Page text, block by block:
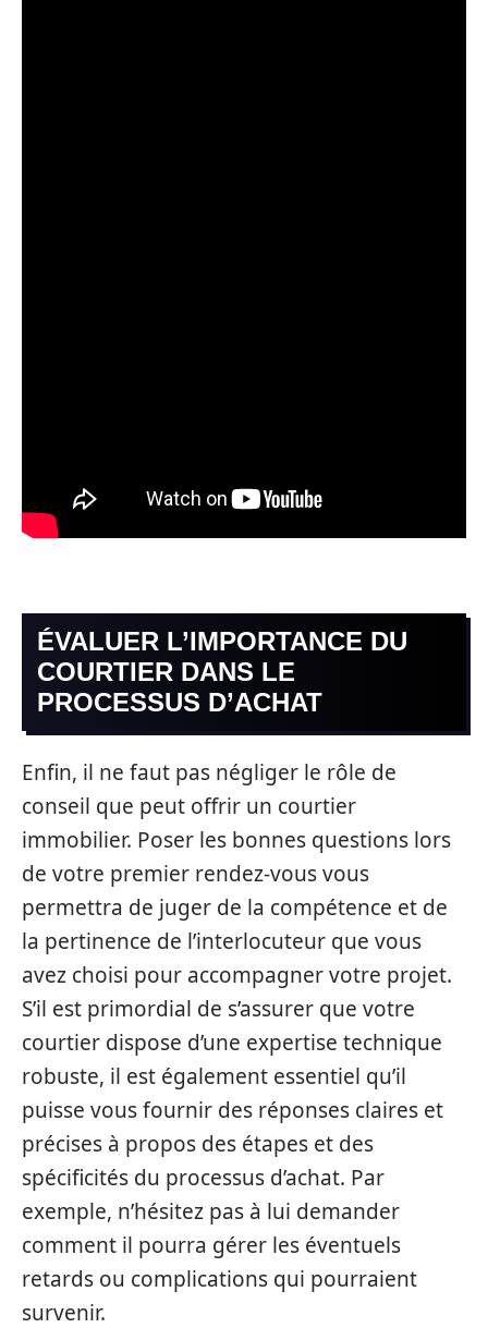
ÉVALUER L’IMPORTANCE DU
COURTIER DANS LE
PROCESSUS D’ACHAT
Enfin, il ne faut pas négliger le rôle de
conseil que peut offrir un courtier
immobilier. Poser les bonnes questions lors
de votre premier rendez-vous vous
permettra de juger de la compétence et de
la pertinence de l’interlocuteur que vous
avez choisi pour accompagner votre projet.
S’il est primordial de s’assurer que votre
courtier dispose d’une expertise technique
robuste, il est également essentiel qu’il
puisse vous fournir des réponses claires et
précises à propos des étapes et des
spécificités du processus d’achat. Par
exemple, n’hésitez pas à lui demander
comment il pourra gérer les éventuels
retards ou complications qui pourraient
survenir.